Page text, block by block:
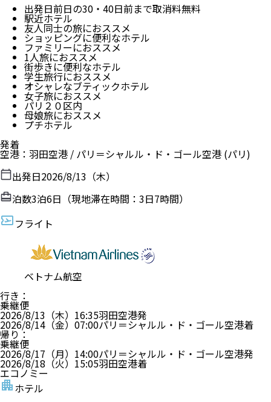
出発日前日の30・40日前まで取消料無料
駅近ホテル
友人同士の旅におススメ
ショッピングに便利なホテル
ファミリーにおススメ
1人旅におススメ
街歩きに便利なホテル
学生旅行におススメ
オシャレなブティックホテル
女子旅におススメ
パリ２０区内
母娘旅におススメ
プチホテル
発着
空港 ： 羽田空港 / パリ＝シャルル・ド・ゴール空港 (パリ)
出発日2026/8/13（木）
泊数3泊6日（現地滞在時間： 3日7時間）
フライト
ベトナム航空
行き ：
乗継便
2026/8/13（木） 16:35羽田空港発
2026/8/14（金） 07:00パリ＝シャルル・ド・ゴール空港着
帰り ：
乗継便
2026/8/17（月） 14:00パリ＝シャルル・ド・ゴール空港発
2026/8/18（火） 15:05羽田空港着
エコノミー
ホテル